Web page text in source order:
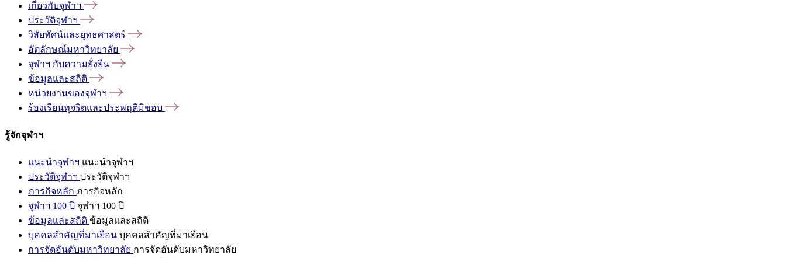
เกี่ยวกับจุฬาฯ
ประวัติจุฬาฯ
วิสัยทัศน์และยุทธศาสตร์
อัตลักษณ์มหาวิทยาลัย
จุฬาฯ กับความยั่งยืน
ข้อมูลและสถิติ
หน่วยงานของจุฬาฯ
ร้องเรียนทุจริตและประพฤติมิชอบ
รู้จักจุฬาฯ
แนะนำจุฬาฯ แนะนำจุฬาฯ
ประวัติจุฬาฯ ประวัติจุฬาฯ
ภารกิจหลัก ภารกิจหลัก
จุฬาฯ 100 ปี จุฬาฯ 100 ปี
ข้อมูลและสถิติ ข้อมูลและสถิติ
บุคคลสำคัญที่มาเยือน บุคคลสำคัญที่มาเยือน
การจัดอันดับมหาวิทยาลัย การจัดอันดับมหาวิทยาลัย